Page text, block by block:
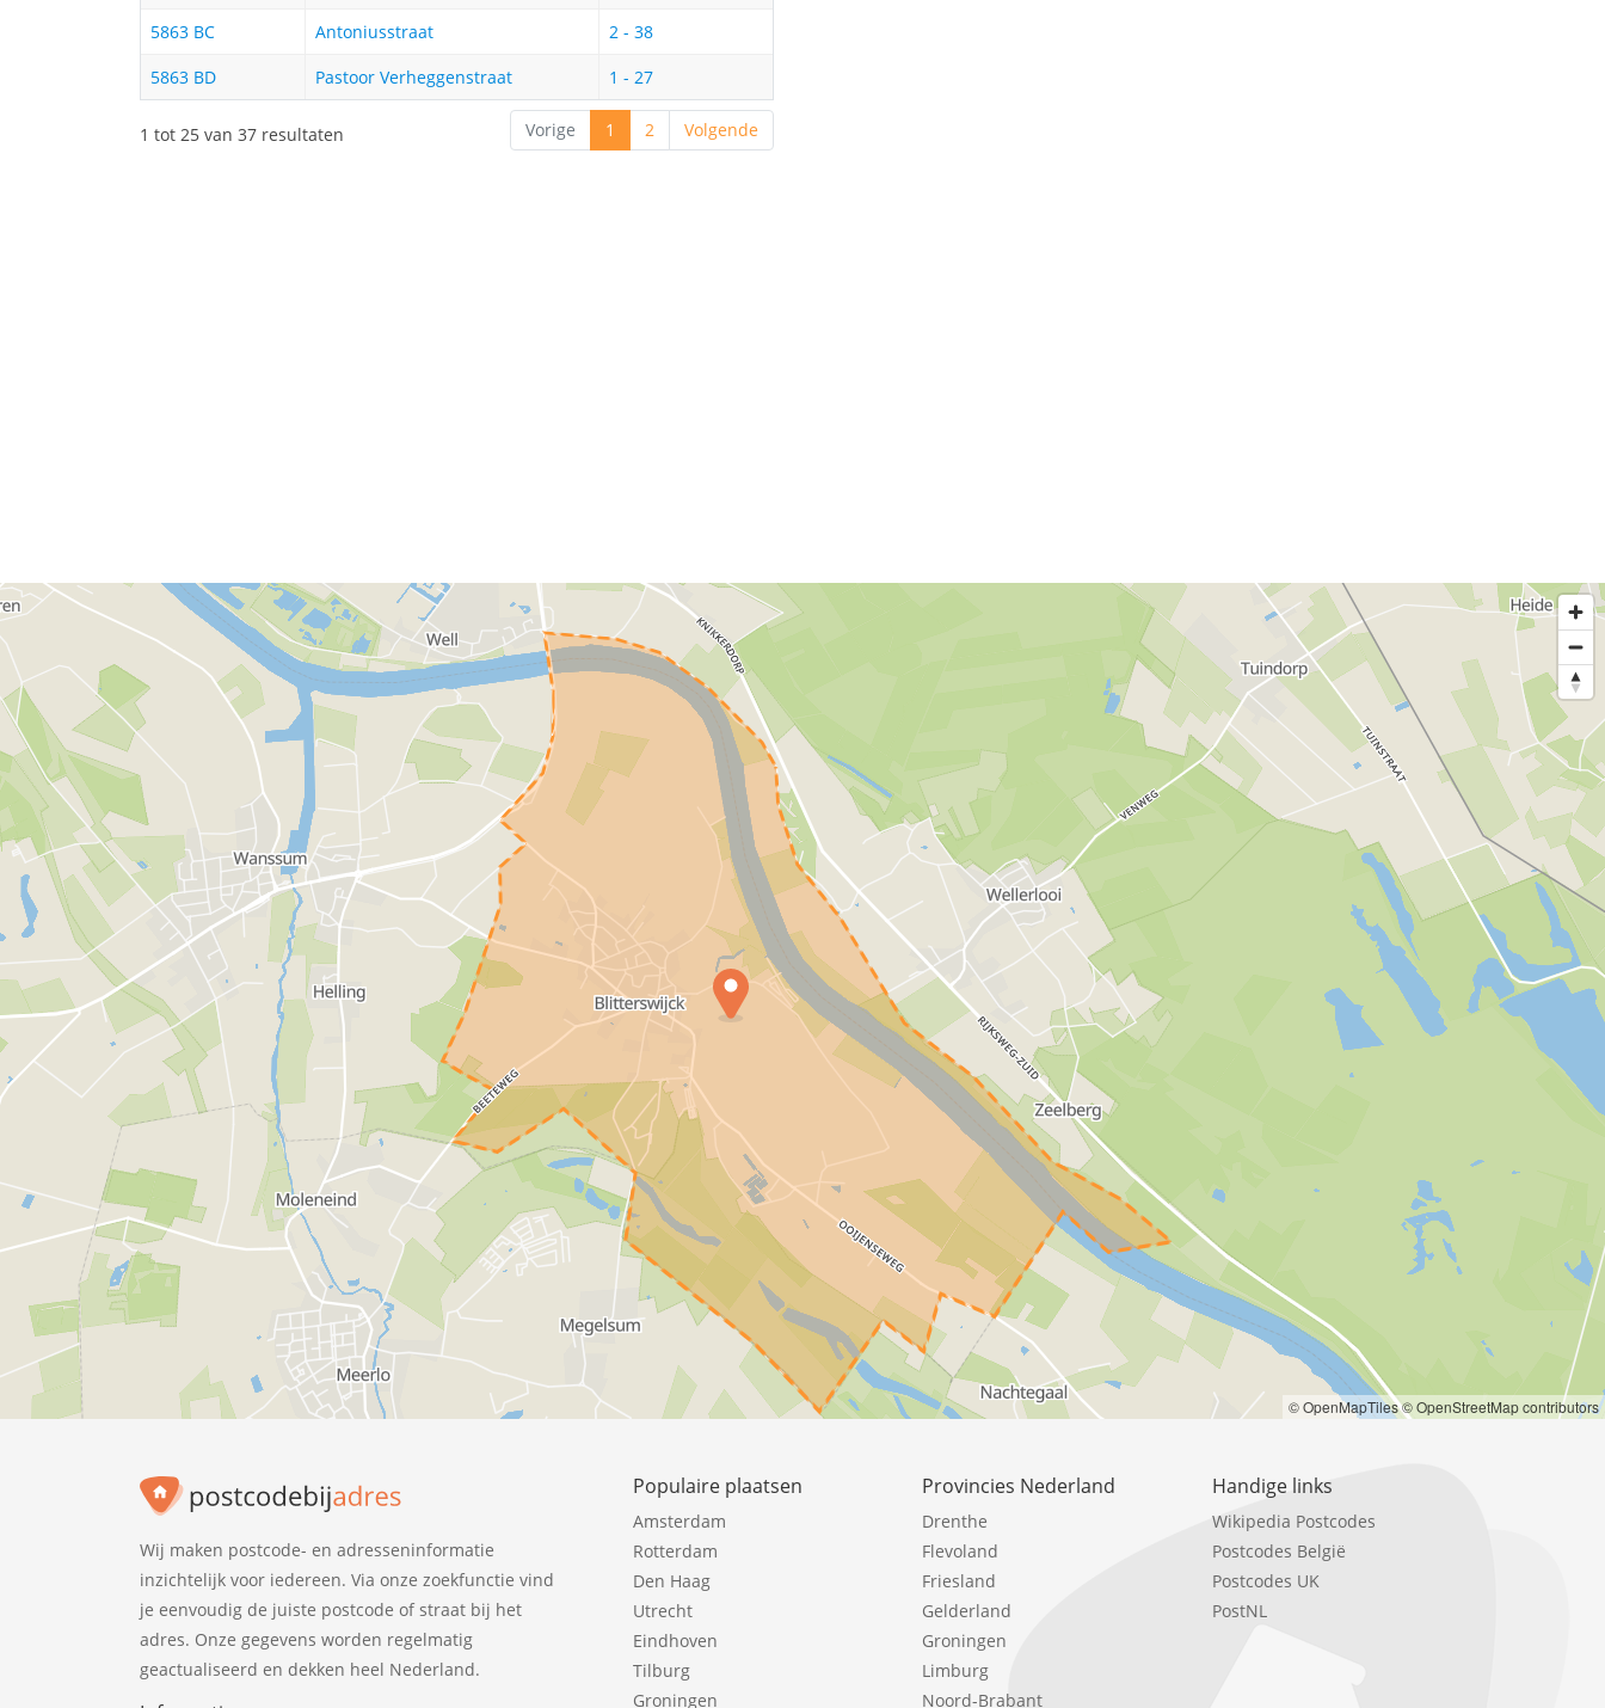
5863 BC
Antoniusstraat
2 - 38
5863 BD
Pastoor Verheggenstraat 1 - 27
1 tot 25 van 37 resultaten Vorige 1 2 Volgende
© OpenMapTiles© OpenStreetMap contributors
Wij maken postcode- en adresseninformatie
inzichtelijk voor iedereen. Via onze zoekfunctie vind
je eenvoudig de juiste postcode of straat bij het
adres. Onze gegevens worden regelmatig
geactualiseerd en dekken heel Nederland.
Populaire plaatsen
Amsterdam
Rotterdam
Den Haag
Utrecht
Eindhoven
Tilburg
Groningen
Provincies Nederland
Drenthe
Flevoland
Friesland
Gelderland
Groningen
Limburg
Noord-Brabant
Handige links
Wikipedia Postcodes
Postcodes België
Postcodes UK
PostNL